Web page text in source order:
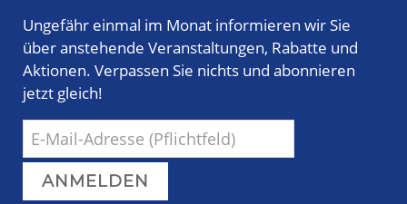
Ungefähr einmal im Monat informieren wir Sie
über anstehende Veranstaltungen, Rabatte und
Aktionen. Verpassen Sie nichts und abonnieren
jetzt gleich!